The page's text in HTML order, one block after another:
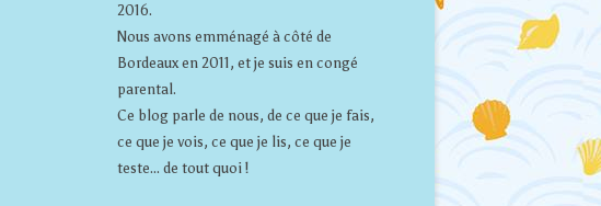
2016.
Nous avons emménagé à côté de
Bordeaux en 2011, et je suis en congé
parental.
Ce blog parle de nous, de ce que je fais,
ce que je vois, ce que je lis, ce que je
teste... de tout quoi !